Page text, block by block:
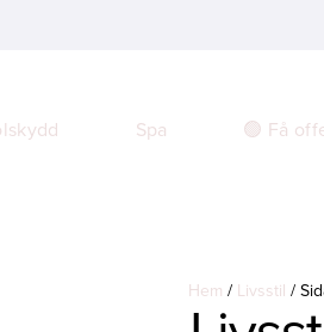
Spa 🟢 Få
Hem / Livsstil /